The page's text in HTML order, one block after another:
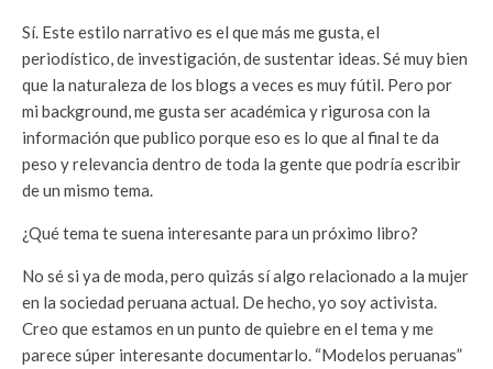
Sí. Este estilo narrativo es el que más me gusta, el
periodístico, de investigación, de sustentar ideas. Sé muy bien
que la naturaleza de los blogs a veces es muy fútil. Pero por
mi background, me gusta ser académica y rigurosa con la
información que publico porque eso es lo que al final te da
peso y relevancia dentro de toda la gente que podría escribir
de un mismo tema.
¿Qué tema te suena interesante para un próximo libro?
No sé si ya de moda, pero quizás sí algo relacionado a la mujer
en la sociedad peruana actual. De hecho, yo soy activista.
Creo que estamos en un punto de quiebre en el tema y me
parece súper interesante documentarlo. “Modelos peruanas”